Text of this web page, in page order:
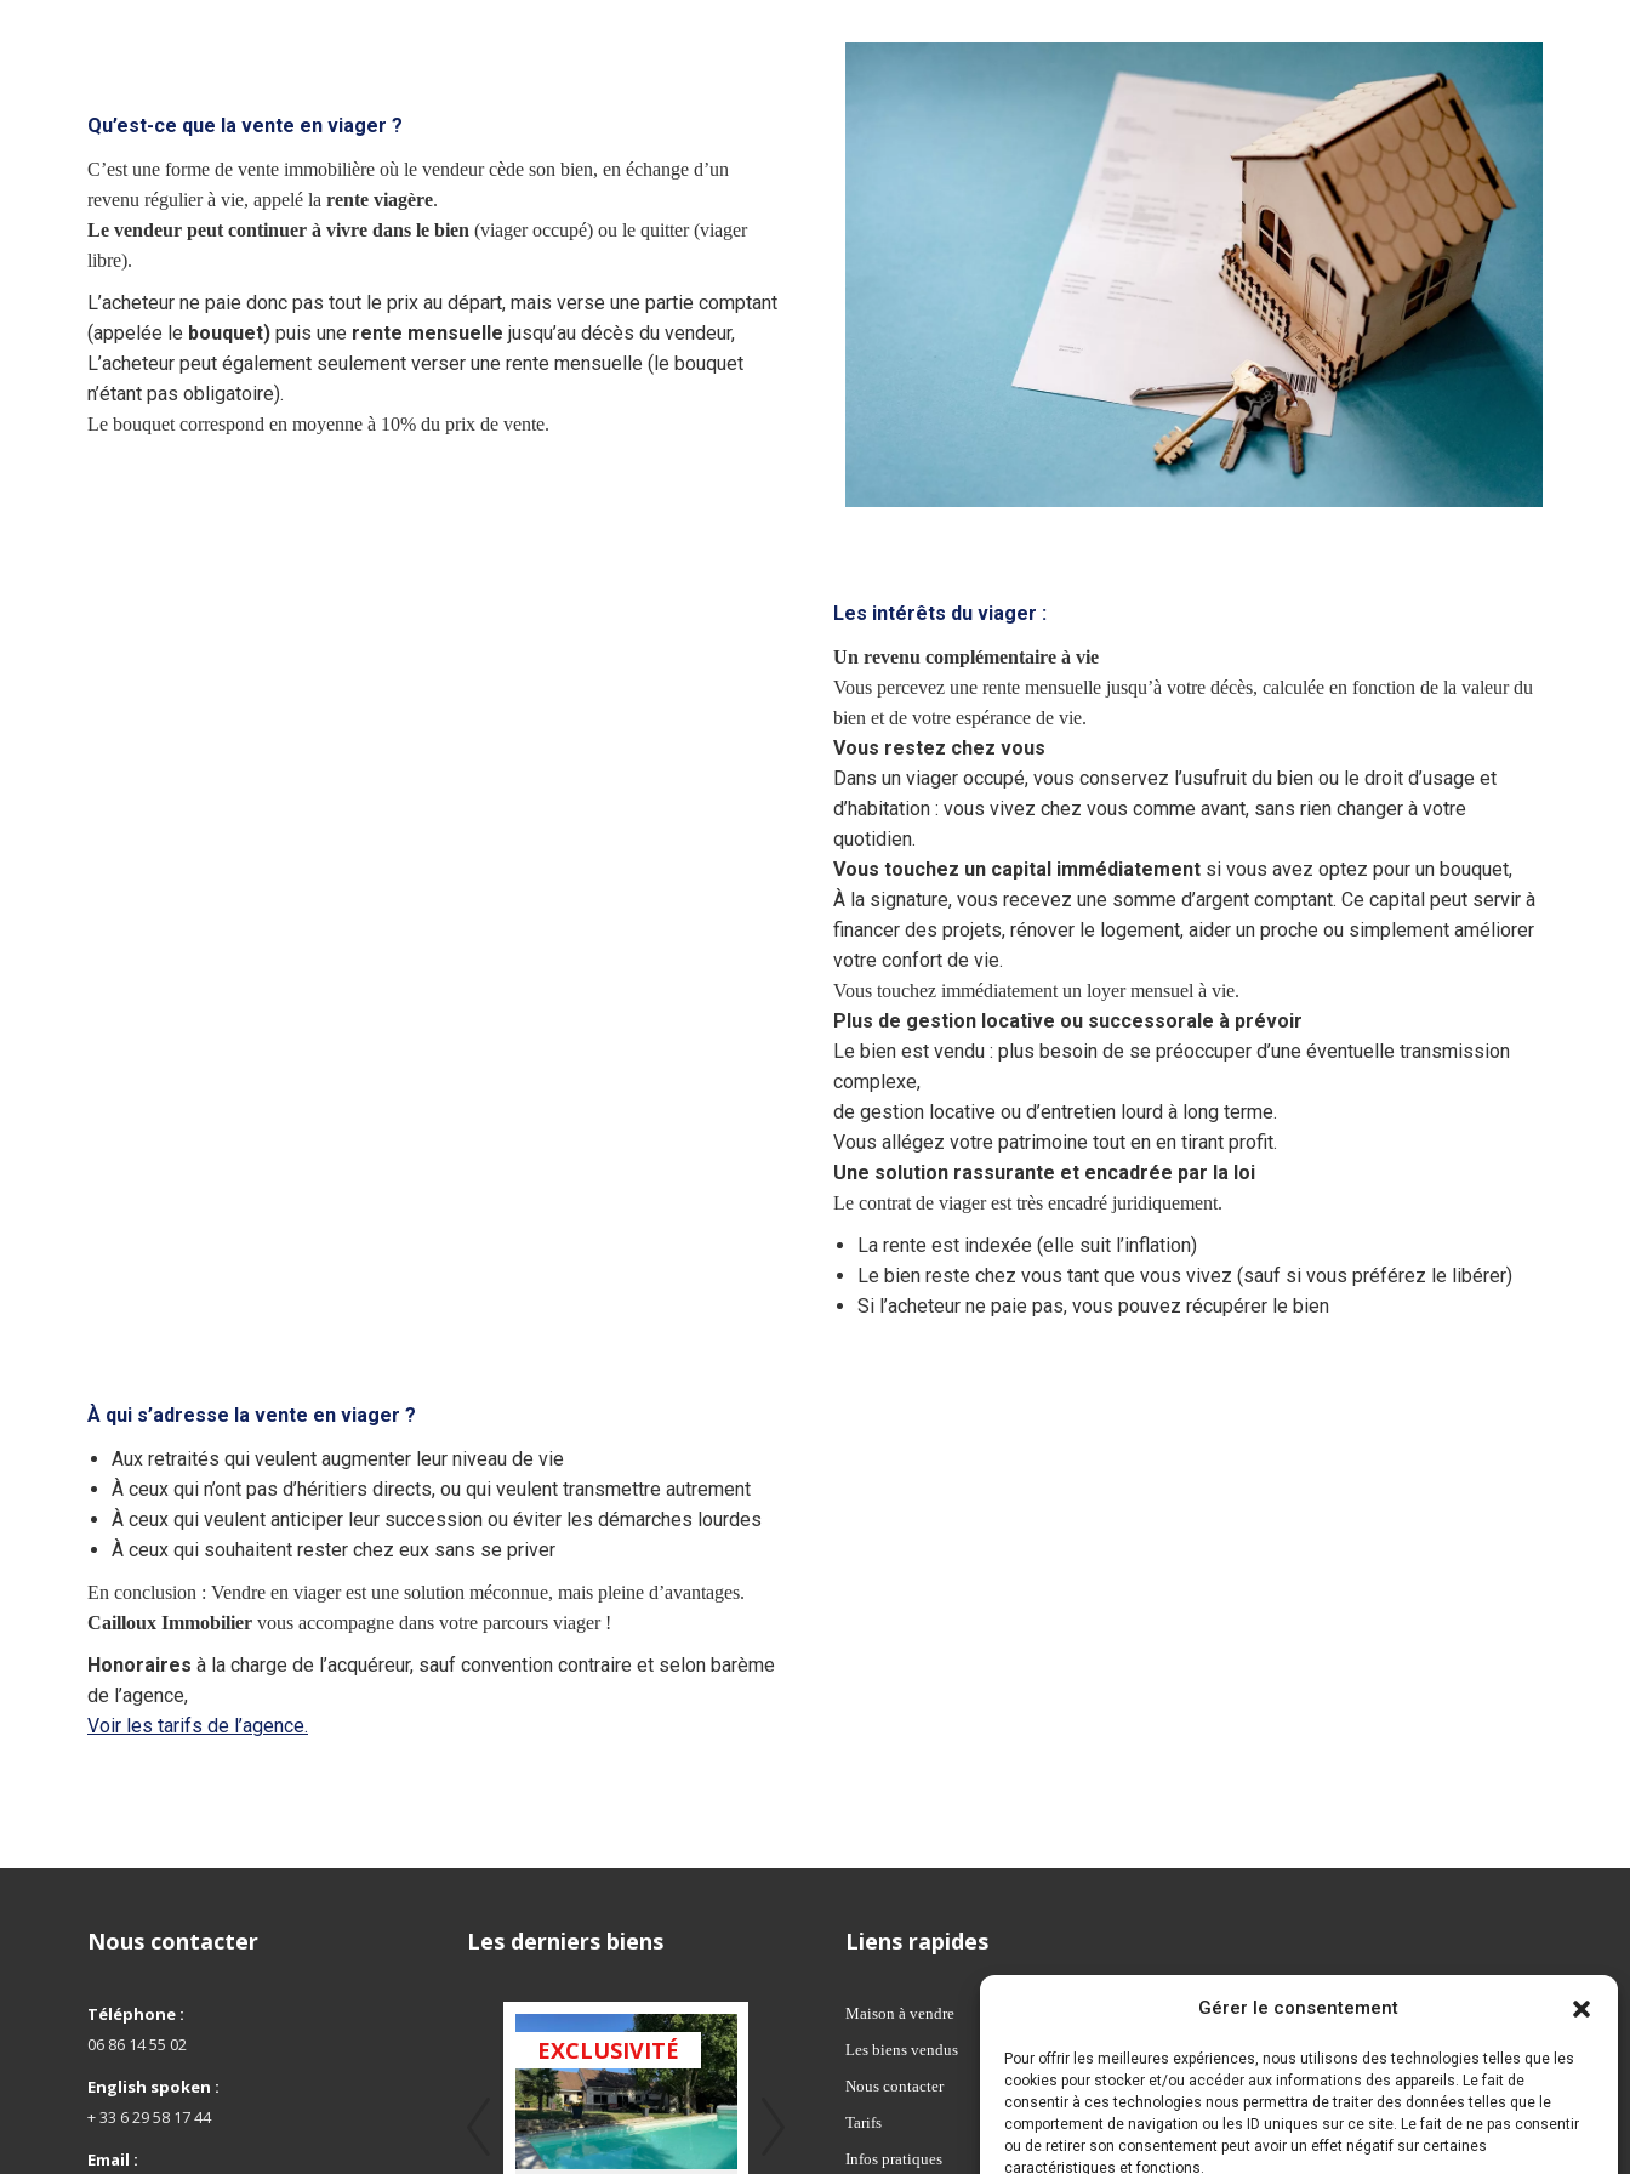
Gérer le consentement
Pour offrir les meilleures expériences, nous utilisons des technologies telles que les
cookies pour stocker et/ou accéder aux informations des appareils. Le fait de
consentir à ces technologies nous permettra de traiter des données telles que le
comportement de navigation ou les ID uniques sur ce site. Le fait de ne pas consentir
ou de retirer son consentement peut avoir un effet négatif sur certaines
caractéristiques et fonctions.
Qu’est-ce que la vente en viager ?
C’est une forme de vente immobilière où le vendeur cède son bien, en échange d’un
revenu régulier à vie, appelé la rente viagère.
Le vendeur peut continuer à vivre dans le bien (viager occupé) ou le quitter (viager
libre).
L’acheteur ne paie donc pas tout le prix au départ, mais verse une partie comptant
(appelée le bouquet) puis une rente mensuelle jusqu’au décès du vendeur,
L’acheteur peut également seulement verser une rente mensuelle (le bouquet
n’étant pas obligatoire).
Le bouquet correspond en moyenne à 10% du prix de vente.
Les intérêts du viager :
Un revenu complémentaire à vie
Vous percevez une rente mensuelle jusqu’à votre décès, calculée en fonction de la valeur du
bien et de votre espérance de vie.
Vous restez chez vous
Dans un viager occupé, vous conservez l’usufruit du bien ou le droit d’usage et
d’habitation : vous vivez chez vous comme avant, sans rien changer à votre
quotidien.
Vous touchez un capital immédiatement si vous avez optez pour un bouquet,
À la signature, vous recevez une somme d’argent comptant. Ce capital peut servir à
financer des projets, rénover le logement, aider un proche ou simplement améliorer
votre confort de vie.
Vous touchez immédiatement un loyer mensuel à vie.
Plus de gestion locative ou successorale à prévoir
Le bien est vendu : plus besoin de se préoccuper d’une éventuelle transmission
complexe,
de gestion locative ou d’entretien lourd à long terme.
Vous allégez votre patrimoine tout en en tirant profit.
Une solution rassurante et encadrée par la loi
Le contrat de viager est très encadré juridiquement.
La rente est indexée (elle suit l’inflation)
Le bien reste chez vous tant que vous vivez (sauf si vous préférez le libérer)
Si l’acheteur ne paie pas, vous pouvez récupérer le bien
À qui s’adresse la vente en viager ?
Aux retraités qui veulent augmenter leur niveau de vie
À ceux qui n’ont pas d’héritiers directs, ou qui veulent transmettre autrement
À ceux qui veulent anticiper leur succession ou éviter les démarches lourdes
À ceux qui souhaitent rester chez eux sans se priver
En conclusion : Vendre en viager est une solution méconnue, mais pleine d’avantages.
Cailloux Immobilier vous accompagne dans votre parcours viager !
Honoraires à la charge de l’acquéreur, sauf convention contraire et selon barème
de l’agence,
Voir les tarifs de l’agence.
Nous contacter
Téléphone :
06 86 14 55 02
English spoken :
+ 33 6 29 58 17 44
Email :
Les derniers biens
EXCLUSIVITÉ EXCLUSIVITÉ EXCLUSIVITÉ
Liens rapides
Maison à vendre
Les biens vendus
Nous contacter
Tarifs
Infos pratiques